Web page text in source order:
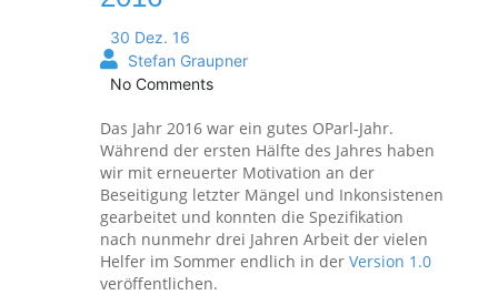
30 Dez. 16
Stefan Graupner
No Comments
Das Jahr 2016 war ein gutes OParl-Jahr.
Während der ersten Hälfte des Jahres haben
wir mit erneuerter Motivation an der
Beseitigung letzter Mängel und Inkonsistenen
gearbeitet und konnten die Spezifikation
nach nunmehr drei Jahren Arbeit der vielen
Helfer im Sommer endlich in der Version 1.0
veröffentlichen.